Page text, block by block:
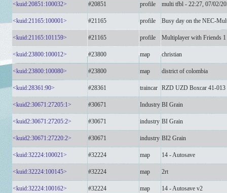
<kuid:20851:100032> #20851 profile multi tfbl - 22:27, 07/02/
<kuid:21165:100001> #21165 profile Busy day on the NEC-
<kuid:21165:101159> #21165 profile Multiplayer with Friends 1
<kuid:23800:100012> #23800 map christian
<kuid:23800:100080> #23800 map district of colombia
<kuid:28361:90> #28361 traincar RZD UZD Boxcar 41-013
<kuid2:30671:27205:1> #30671 Industry BI Grain
<kuid2:30671:27205:2> #30671 industry BI Grain
<kuid2:30671:27220:2> #30671 industry BI2 Grain
<kuid:32224:100021> #32224 map 14 - Autosave
<kuid:32224:100145> #32224 map 2rt
<kuid:32224:100162> #32224 map 14 - Autosave v2